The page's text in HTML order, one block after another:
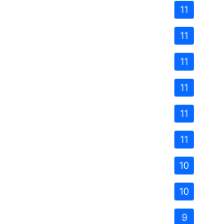
11
11
11
11
11
11
10
10
9